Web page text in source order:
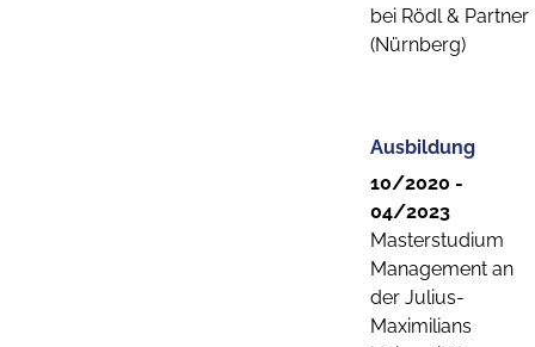
bei Rödl & Partner
(Nürnberg)
Ausbildung
10/2020 -
04/2023
Masterstudium
Management an
der Julius-
Maximilians